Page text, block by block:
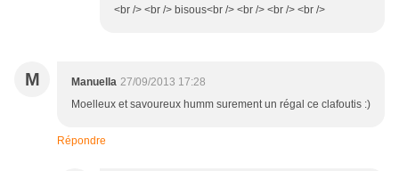
<br /> <br /> bisous<br /> <br /> <br /> <br />
M Manuella 27/09/2013 17:28
Moelleux et savoureux humm surement un régal ce clafoutis :)
Répondre